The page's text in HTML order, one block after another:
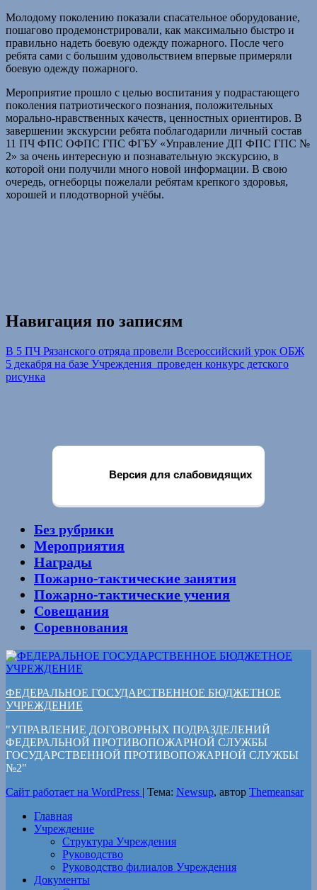
Молодому поколению показали спасательное оборудование,
пошагово продемонстрировали, как максимально быстро и
правильно надеть боевую одежду пожарного. После чего
ребята сами с большим удовольствием впервые примеряли
боевую одежду пожарного.
Мероприятие прошло с целью воспитания у подрастающего
поколения патриотического познания, положительных
морально-нравственных качеств, ценностных ориентиров. В
завершении экскурсии ребята поблагодарили личный состав
11 ПЧ ФПС ОФПС ГПС ФГБУ «Управление ДП ФПС ГПС №
2» за очень интересную и познавательную экскурсию, в
которой они получили много новой информации. В свою
очередь, огнеборцы пожелали ребятам крепкого здоровья,
хорошей и плодотворной учёбы.
Навигация по записям
В 5 ПЧ Рязанского отряда провели Всероссийский урок ОБЖ
5 декабря на базе Учреждения проведен конкурс детского
рисунка
Версия для слабовидящих
Без рубрики
Мероприятия
Награды
Пожарно-тактические занятия
Пожарно-тактические учения
Совещания
Соревнования
ФЕДЕРАЛЬНОЕ ГОСУДАРСТВЕННОЕ БЮДЖЕТНОЕ
УЧРЕЖДЕНИЕ
"УПРАВЛЕНИЕ ДОГОВОРНЫХ ПОДРАЗДЕЛЕНИЙ
ФЕДЕРАЛЬНОЙ ПРОТИВОПОЖАРНОЙ СЛУЖБЫ
ГОСУДАРСТВЕННОЙ ПРОТИВОПОЖАРНОЙ СЛУЖБЫ
№2"
Сайт работает на WordPress | Тема: Newsup, автор Themeansar
Главная
Учреждение
Структура Учреждения
Руководство
Руководство филиалов Учреждения
Документы